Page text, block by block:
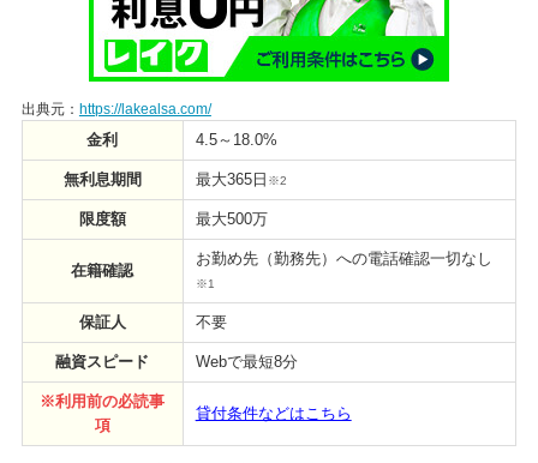
出典元： https://lakealsa.com/
金利 4.5～18.0%
無利息期間 最大365日 ※2
限度額 最大500万
在籍確認
お勤め先（勤務先）への電話確認一切なし
※1
保証人 不要
融資スピード Webで最短8分
※利用前の必読事
項
貸付条件などはこちら